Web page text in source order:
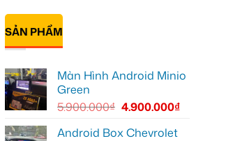
cho
XL7
tại
Quận
màn
zin
thiếu
tiện
ích
Android
box
Geely
nâng
cấp
giải
có
luận
ở
Chú
gầm
cho
Everest
tại
SẢN PHẨM
Màn Hình Android Minio
Green
5.900.000₫ 4.900.000₫
Android Box Chevrolet